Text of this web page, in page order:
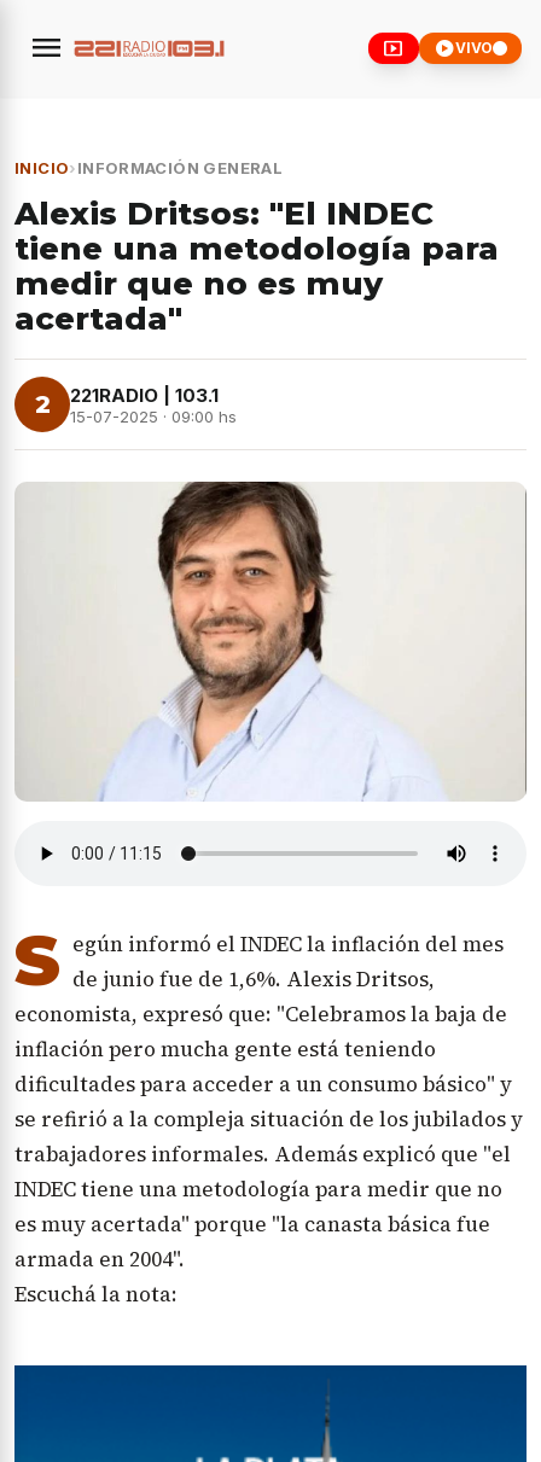
menu smart_display play_circleVIVO
INICIO›INFORMACIÓN GENERAL
Alexis Dritsos: "El INDEC
tiene una metodología para
medir que no es muy
acertada"
2 221RADIO | 103.1
15-07-2025 · 09:00 hs
S egún informó el INDEC la inflación del mes
de junio fue de 1,6%. Alexis Dritsos,
economista, expresó que: "Celebramos la baja de
inflación pero mucha gente está teniendo
dificultades para acceder a un consumo básico" y
se refirió a la compleja situación de los jubilados y
trabajadores informales. Además explicó que "el
INDEC tiene una metodología para medir que no
es muy acertada" porque "la canasta básica fue
armada en 2004".
Escuchá la nota: